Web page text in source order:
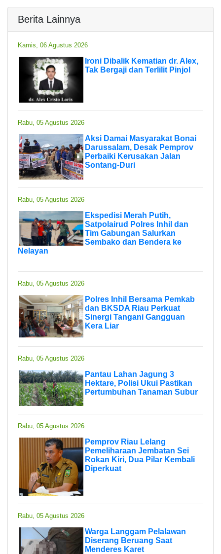
Berita Lainnya
Kamis, 06 Agustus 2026
Ironi Dibalik Kematian dr. Alex,
Tak Bergaji dan Terlilit Pinjol
Rabu, 05 Agustus 2026
Aksi Damai Masyarakat Bonai
Darussalam, Desak Pemprov
Perbaiki Kerusakan Jalan
Sontang-Duri
Rabu, 05 Agustus 2026
Ekspedisi Merah Putih,
Satpolairud Polres Inhil dan
Tim Gabungan Salurkan
Sembako dan Bendera ke
Nelayan
Rabu, 05 Agustus 2026
Polres Inhil Bersama Pemkab
dan BKSDA Riau Perkuat
Sinergi Tangani Gangguan
Kera Liar
Rabu, 05 Agustus 2026
Pantau Lahan Jagung 3
Hektare, Polisi Ukui Pastikan
Pertumbuhan Tanaman Subur
Rabu, 05 Agustus 2026
Pemprov Riau Lelang
Pemeliharaan Jembatan Sei
Rokan Kiri, Dua Pilar Kembali
Diperkuat
Rabu, 05 Agustus 2026
Warga Langgam Pelalawan
Diserang Beruang Saat
Menderes Karet